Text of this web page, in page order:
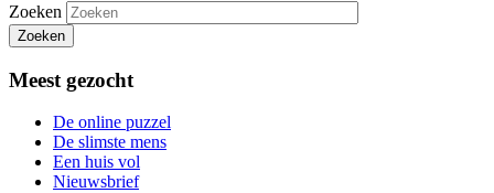
Zoeken
Zoeken
Meest gezocht
De online puzzel
De slimste mens
Een huis vol
Nieuwsbrief